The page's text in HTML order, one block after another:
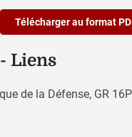
Télécharger au format
Liens
de la Défense, GR